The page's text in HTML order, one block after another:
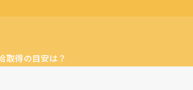
取得の目安は？